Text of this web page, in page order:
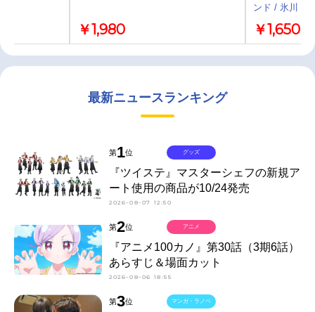
￥1,980
ンド / 氷川 小
￥1,650
最新ニュースランキング
第1位
『ツイステ』マスターシェフの新規ア
ート使用の商品が10/24発売
2026-08-07 12:50
グッズ
第2位
『アニメ100カノ』第30話（3期6話）
あらすじ＆場面カット
2026-08-06 18:55
アニメ
第3位 マンガ・ラノベ